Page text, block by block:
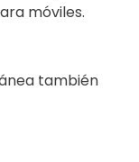
móviles.
también